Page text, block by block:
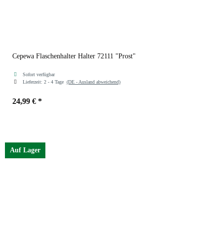
Cepewa Flaschenhalter Halter 72111 "Prost"
Sofort verfügbar
Lieferzeit: 2 - 4 Tage (DE - Ausland abweichend)
24,99 € *
Auf Lager